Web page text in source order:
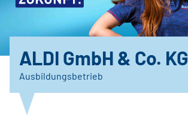
ALDI GmbH & Co. KG
Ausbildungsbetrieb